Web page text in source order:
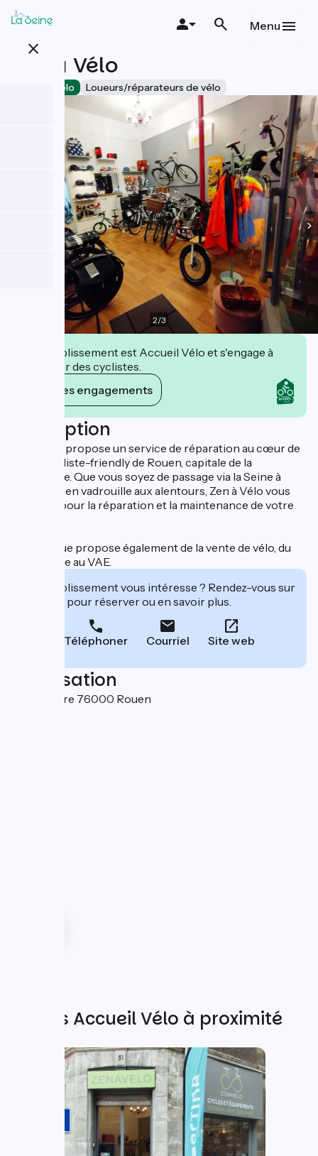
Aller
au
principal
close
Menu
Zen à Vélo
Accueil Vélo Loueurs/réparateurs de vélo
2/3
Cet établissement est Accueil Vélo et s'engage à
accueillir des cyclistes.
Voir ses engagements
Description
Zen à vélo propose un service de réparation au cœur de
la ville cycliste-friendly de Rouen, capitale de la
Normandie. Que vous soyez de passage via la Seine à
Vélo®, ou en vadrouille aux alentours, Zen à Vélo vous
accueille pour la réparation et la maintenance de votre
La boutique propose également de la vente de vélo, du
vélo de ville au VAE.
Cet établissement vous intéresse ? Rendez-vous sur
leur site pour réserver ou en savoir plus.
Téléphoner Courriel Site web
Localisation
Rue Molière 76000 Rouen
Autres Accueil Vélo à proximité